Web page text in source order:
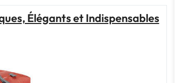
Voyage
et
Élégants et Indispensables